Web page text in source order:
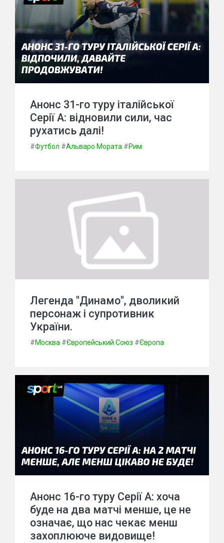
Анонс 31-го туру італійської
Серії А: відновили сили, час
рухатись далі!
#Футбол #Альваро Мората #Рим
Легенда "Динамо", дволикий
персонаж і супротивник
України.
#Москва #Європейський Союз #Європа
Анонс 16-го туру Серії А: хоча
буде на два матчі менше, це не
означає, що нас чекає менш
захоплююче видовище!